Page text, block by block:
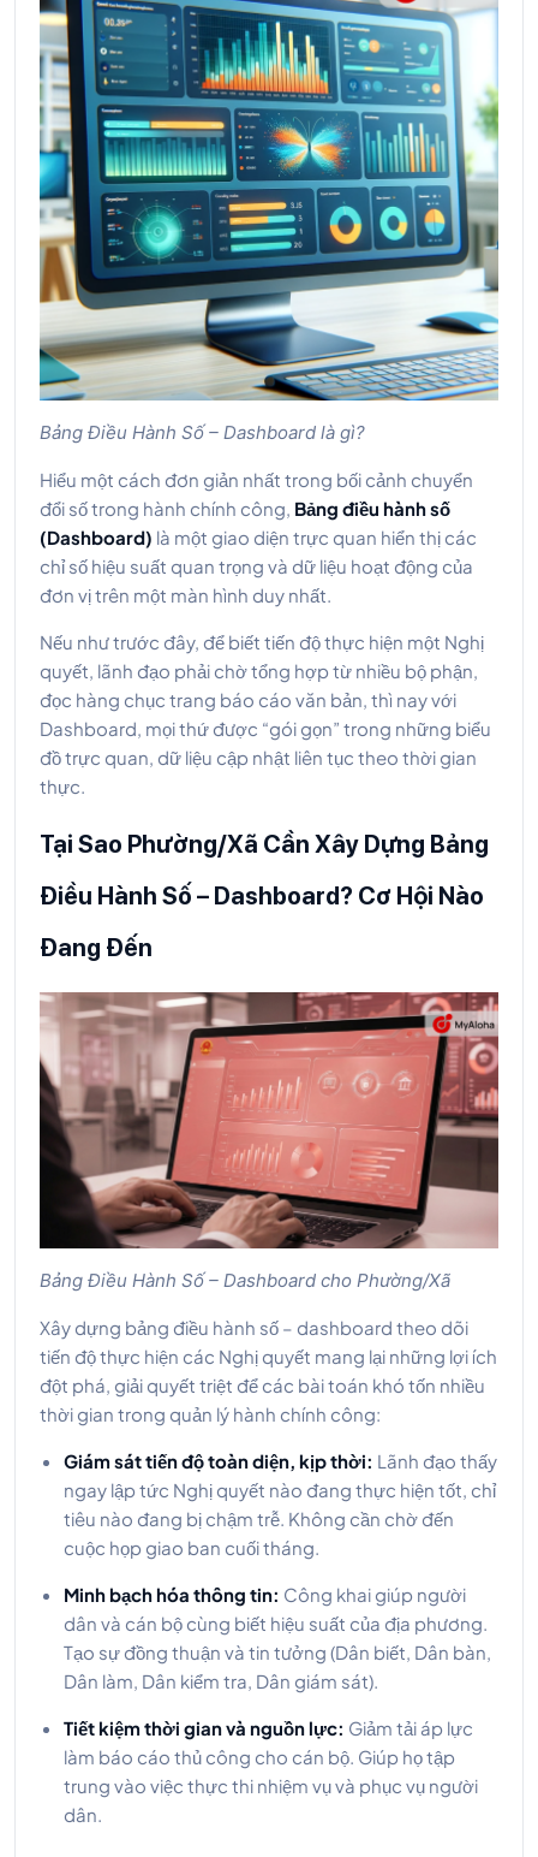
Bảng Điều Hành Số – Dashboard là gì?
Hiểu một cách đơn giản nhất trong bối cảnh chuyển
đổi số trong hành chính công, Bảng điều hành số
(Dashboard) là một giao diện trực quan hiển thị các
chỉ số hiệu suất quan trọng và dữ liệu hoạt động của
đơn vị trên một màn hình duy nhất.
Nếu như trước đây, để biết tiến độ thực hiện một Nghị
quyết, lãnh đạo phải chờ tổng hợp từ nhiều bộ phận,
đọc hàng chục trang báo cáo văn bản, thì nay với
Dashboard, mọi thứ được “gói gọn” trong những biểu
đồ trực quan, dữ liệu cập nhật liên tục theo thời gian
thực.
Tại Sao Phường/Xã Cần Xây Dựng Bảng
Điều Hành Số – Dashboard? Cơ Hội Nào
Đang Đến
Bảng Điều Hành Số – Dashboard cho Phường/Xã
Xây dựng bảng điều hành số – dashboard theo dõi
tiến độ thực hiện các Nghị quyết mang lại những lợi ích
đột phá, giải quyết triệt để các bài toán khó tốn nhiều
thời gian trong quản lý hành chính công:
Giám sát tiến độ toàn diện, kịp thời: Lãnh đạo thấy
ngay lập tức Nghị quyết nào đang thực hiện tốt, chỉ
tiêu nào đang bị chậm trễ. Không cần chờ đến
cuộc họp giao ban cuối tháng.
Minh bạch hóa thông tin: Công khai giúp người
dân và cán bộ cùng biết hiệu suất của địa phương.
Tạo sự đồng thuận và tin tưởng (Dân biết, Dân bàn,
Dân làm, Dân kiểm tra, Dân giám sát).
Tiết kiệm thời gian và nguồn lực: Giảm tải áp lực
làm báo cáo thủ công cho cán bộ. Giúp họ tập
trung vào việc thực thi nhiệm vụ và phục vụ người
dân.